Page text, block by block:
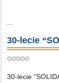
30-lecie
30-lecie